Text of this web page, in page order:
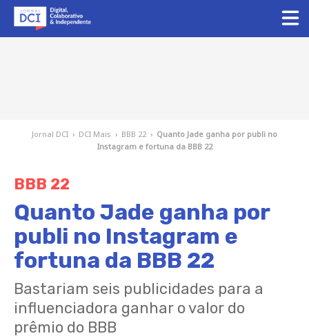
Jornal DCI › DCI Mais › BBB 22 › Quanto Jade ganha por publi no
Instagram e fortuna da BBB 22
BBB 22
Quanto Jade ganha por
publi no Instagram e
fortuna da BBB 22
Bastariam seis publicidades para a
influenciadora ganhar o valor do
prêmio do BBB